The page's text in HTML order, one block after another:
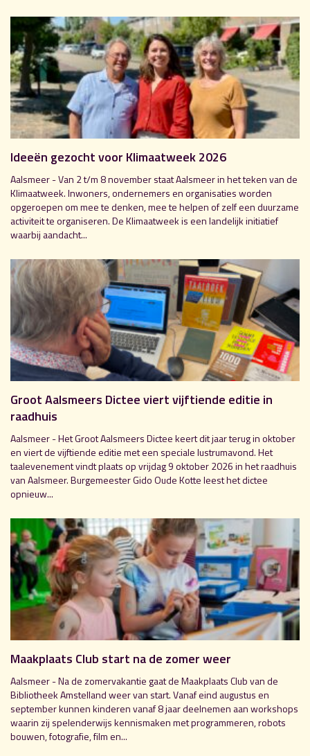
Ideeën gezocht voor Klimaatweek 2026
Aalsmeer - Van 2 t/m 8 november staat Aalsmeer in het teken van de
Klimaatweek. Inwoners, ondernemers en organisaties worden
opgeroepen om mee te denken, mee te helpen of zelf een duurzame
activiteit te organiseren. De Klimaatweek is een landelijk initiatief
waarbij aandacht...
Groot Aalsmeers Dictee viert vijftiende editie in
raadhuis
Aalsmeer - Het Groot Aalsmeers Dictee keert dit jaar terug in oktober
en viert de vijftiende editie met een speciale lustrumavond. Het
taalevenement vindt plaats op vrijdag 9 oktober 2026 in het raadhuis
van Aalsmeer. Burgemeester Gido Oude Kotte leest het dictee
opnieuw...
Maakplaats Club start na de zomer weer
Aalsmeer - Na de zomervakantie gaat de Maakplaats Club van de
Bibliotheek Amstelland weer van start. Vanaf eind augustus en
september kunnen kinderen vanaf 8 jaar deelnemen aan workshops
waarin zij spelenderwijs kennismaken met programmeren, robots
bouwen, fotografie, film en...